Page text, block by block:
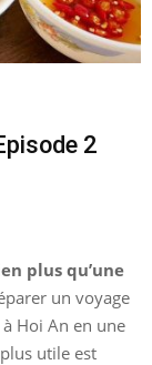
2
plus qu’une
un voyage
Hoi An en une
utile est